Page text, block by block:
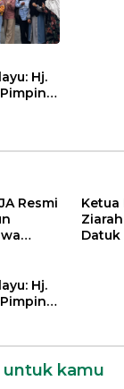
Hj.
Resmi
Ketua
Hj.
untuk kamu